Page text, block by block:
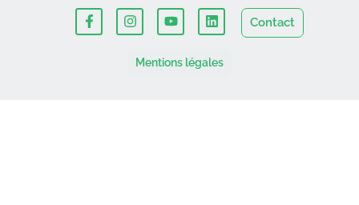
Contact
Mentions légales